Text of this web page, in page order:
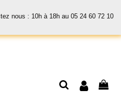
nous : 10h à 18h au 05 24 60 72 10